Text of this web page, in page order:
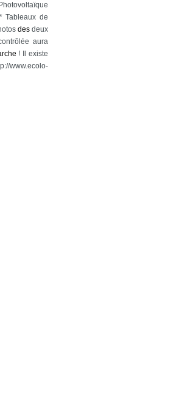
Tableaux de
desdeux
aura
! Il existe
www.ecolo-